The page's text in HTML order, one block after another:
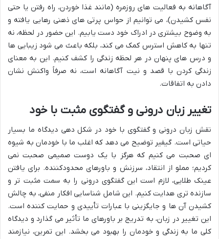
آگاهانه به فعالیت های روزمره (مانند غذا خوردن، راه رفتن یا حتی
نفس کشیدن)، می توانیم از حواس پرتی های ذهنی رهایی یافته و
به وضوح بیشتری در ادراک خود دست یابیم. این حضور در لحظه، نه
تنها به کاهش استرس کمک می کند، بلکه باعث می شود زیبایی ها
و درس های پنهان در هر لحظه زندگی را کشف کنیم. این به معنای
زندگی کردن با قصد و نیت آگاهانه است، نه صرفاً واکنش نشان
دادن به اتفاقات.
تغییر زبان درونی و گفتگوی مثبت با خود
نقش زبان درونی و گفتگوی با خود در شکل دهی دیدگاه ما بسیار
حیاتی است. گیفیر توضیح می دهد که اغلب ما با خودمان به شیوه
ای صحبت می کنیم که هرگز با یک دوست صمیمی صحبت نمی
کردیم؛ مملو از انتقاد، سرزنش و باورهای محدودکننده. برای یافتن
عینک طلایی، لازم است این گفتگوی درونی را به سمت مثبت تر و
سازنده تری هدایت کنیم. این شامل شناسایی افکار منفی، به چالش
کشیدن آن ها و جایگزینی با عبارات تأییدی و حمایت کننده است.
این تغییر در زبان، به تدریج بر باورهای ما تأثیر می گذارد و دیدگاه
کلی ما به زندگی و خودمان را بهبود می بخشد. این تمرین، نیازمند